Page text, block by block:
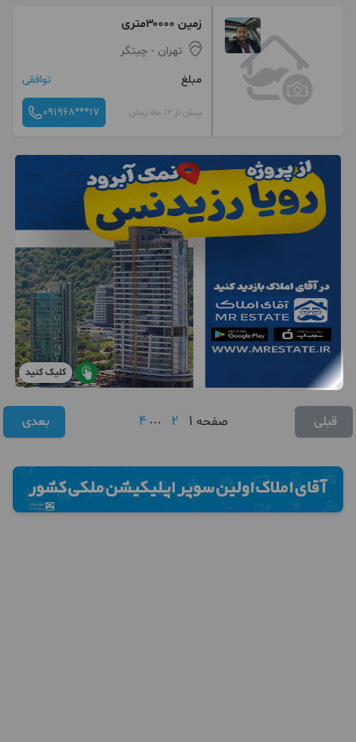
زمین ۳۰۰۰۰متری
تهران - چیتگر
مبلغ
توافقی
بیش از 12 ماه پیش 091968***17
کلیک کنید
قبلی صفحه 1
2
...
4 بعدی